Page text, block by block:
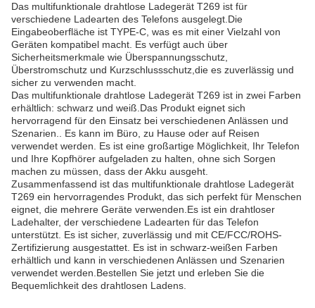
Das multifunktionale drahtlose Ladegerät T269 ist für
verschiedene Ladearten des Telefons ausgelegt.Die
Eingabeoberfläche ist TYPE-C, was es mit einer Vielzahl von
Geräten kompatibel macht. Es verfügt auch über
Sicherheitsmerkmale wie Überspannungsschutz,
Überstromschutz und Kurzschlussschutz,die es zuverlässig und
sicher zu verwenden macht.
Das multifunktionale drahtlose Ladegerät T269 ist in zwei Farben
erhältlich: schwarz und weiß.Das Produkt eignet sich
hervorragend für den Einsatz bei verschiedenen Anlässen und
Szenarien.. Es kann im Büro, zu Hause oder auf Reisen
verwendet werden. Es ist eine großartige Möglichkeit, Ihr Telefon
und Ihre Kopfhörer aufgeladen zu halten, ohne sich Sorgen
machen zu müssen, dass der Akku ausgeht.
Zusammenfassend ist das multifunktionale drahtlose Ladegerät
T269 ein hervorragendes Produkt, das sich perfekt für Menschen
eignet, die mehrere Geräte verwenden.Es ist ein drahtloser
Ladehalter, der verschiedene Ladearten für das Telefon
unterstützt. Es ist sicher, zuverlässig und mit CE/FCC/ROHS-
Zertifizierung ausgestattet. Es ist in schwarz-weißen Farben
erhältlich und kann in verschiedenen Anlässen und Szenarien
verwendet werden.Bestellen Sie jetzt und erleben Sie die
Bequemlichkeit des drahtlosen Ladens.